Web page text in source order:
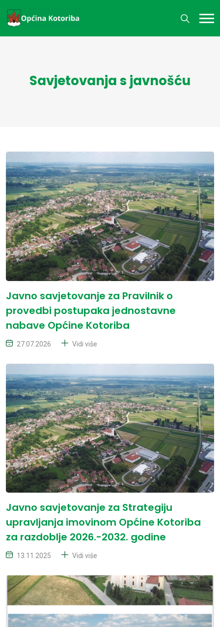
Savjetovanja s javnošću
Javno savjetovanje za Pravilnik o
provedbi postupaka jednostavne
nabave Općine Kotoriba
27.07.2026 Vidi više
Javno savjetovanje za Strategiju
upravljanja imovinom Općine Kotoriba
za razdoblje 2026.-2032. godine
13.11.2025 Vidi više